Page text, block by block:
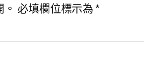
必填欄位標示為*